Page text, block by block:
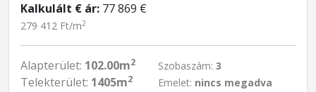
Kalkulált € ár: 77 869 €
279 412 Ft/m2
Alapterület: 102.00m2
Telekterület: 1405m2
Szobaszám: 3
Emelet: nincs megadva